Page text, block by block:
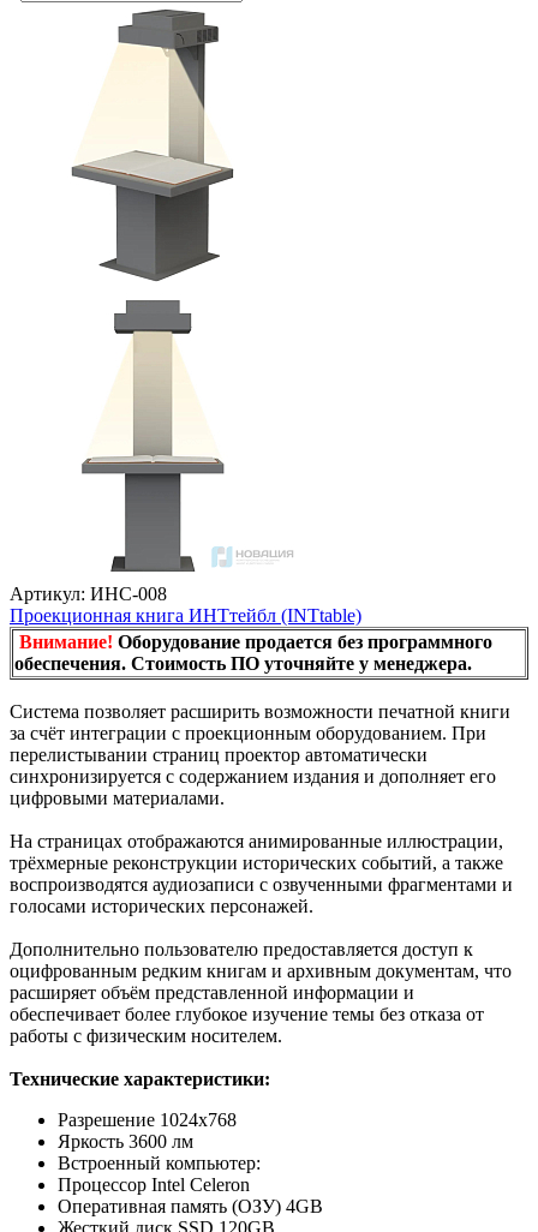
Артикул: ИНС-008
Проекционная книга ИНТтейбл (INTtable)
Внимание! Оборудование продается без программного
обеспечения. Стоимость ПО уточняйте у менеджера.
Система позволяет расширить возможности печатной книги
за счёт интеграции с проекционным оборудованием. При
перелистывании страниц проектор автоматически
синхронизируется с содержанием издания и дополняет его
цифровыми материалами.
На страницах отображаются анимированные иллюстрации,
трёхмерные реконструкции исторических событий, а также
воспроизводятся аудиозаписи с озвученными фрагментами и
голосами исторических персонажей.
Дополнительно пользователю предоставляется доступ к
оцифрованным редким книгам и архивным документам, что
расширяет объём представленной информации и
обеспечивает более глубокое изучение темы без отказа от
работы с физическим носителем.
Технические характеристики:
Разрешение 1024х768
Яркость 3600 лм
Встроенный компьютер:
Процессор Intel Celeron
Оперативная память (ОЗУ) 4GB
Жесткий диск SSD 120GB